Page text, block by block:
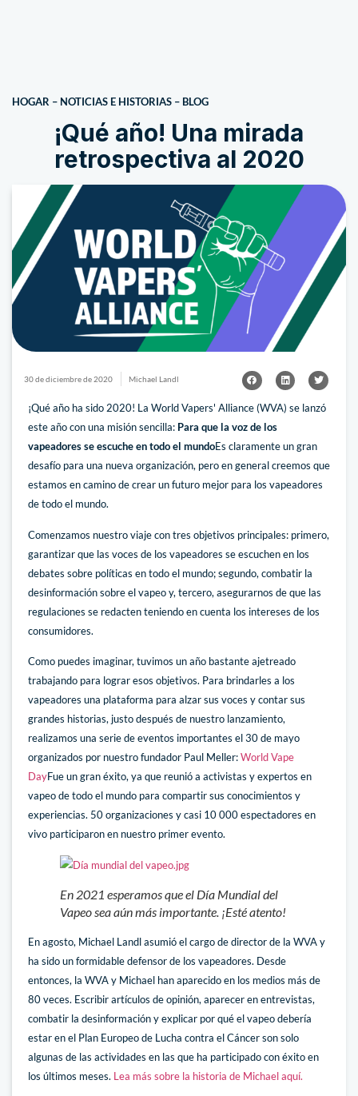
HOGAR – NOTICIAS E HISTORIAS – BLOG
¡Qué año! Una mirada
retrospectiva al 2020
30 de diciembre de 2020 Michael Landl
¡Qué año ha sido 2020! La World Vapers' Alliance (WVA) se lanzó
este año con una misión sencilla: Para que la voz de los
vapeadores se escuche en todo el mundoEs claramente un gran
desafío para una nueva organización, pero en general creemos que
estamos en camino de crear un futuro mejor para los vapeadores
de todo el mundo.
Comenzamos nuestro viaje con tres objetivos principales: primero,
garantizar que las voces de los vapeadores se escuchen en los
debates sobre políticas en todo el mundo; segundo, combatir la
desinformación sobre el vapeo y, tercero, asegurarnos de que las
regulaciones se redacten teniendo en cuenta los intereses de los
consumidores.
Como puedes imaginar, tuvimos un año bastante ajetreado
trabajando para lograr esos objetivos. Para brindarles a los
vapeadores una plataforma para alzar sus voces y contar sus
grandes historias, justo después de nuestro lanzamiento,
realizamos una serie de eventos importantes el 30 de mayo
organizados por nuestro fundador Paul Meller:World Vape
DayFue un gran éxito, ya que reunió a activistas y expertos en
vapeo de todo el mundo para compartir sus conocimientos y
experiencias. 50 organizaciones y casi 10 000 espectadores en
vivo participaron en nuestro primer evento.
En 2021 esperamos que el Día Mundial del
Vapeo sea aún más importante. ¡Esté atento!
En agosto, Michael Landl asumió el cargo de director de la WVA y
ha sido un formidable defensor de los vapeadores. Desde
entonces, la WVA y Michael han aparecido en los medios más de
80 veces. Escribir artículos de opinión, aparecer en entrevistas,
combatir la desinformación y explicar por qué el vapeo debería
estar en el Plan Europeo de Lucha contra el Cáncer son solo
algunas de las actividades en las que ha participado con éxito en
los últimos meses. Lea más sobre la historia de Michael aquí.